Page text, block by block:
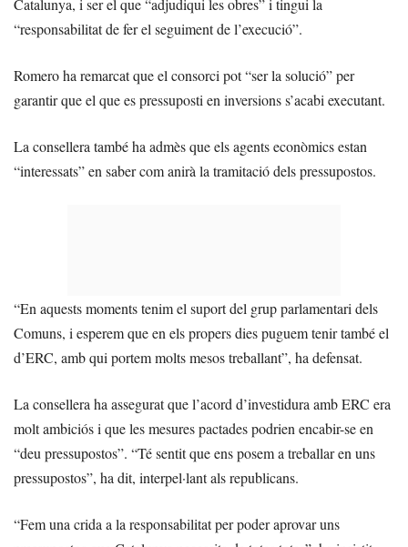
“responsabilitat de fer el seguiment de l’execució”.
Romero ha remarcat que el consorci pot “ser la solució” per
garantir que el que es pressuposti en inversions s’acabi executant.
La consellera també ha admès que els agents econòmics estan
“interessats” en saber com anirà la tramitació dels pressupostos.
“En aquests moments tenim el suport del grup parlamentari dels
Comuns, i esperem que en els propers dies puguem tenir també el
d’ERC, amb qui portem molts mesos treballant”, ha defensat.
La consellera ha assegurat que l’acord d’investidura amb ERC era
molt ambiciós i que les mesures pactades podrien encabir-se en
“deu pressupostos”. “Té sentit que ens posem a treballar en uns
pressupostos”, ha dit, interpel·lant als republicans.
“Fem una crida a la responsabilitat per poder aprovar uns